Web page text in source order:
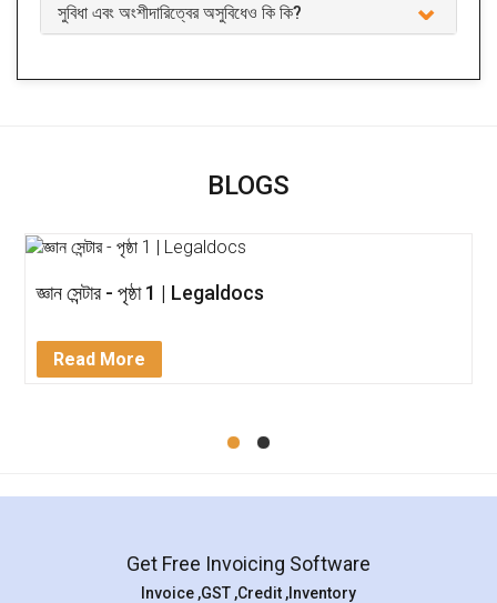
সুবিধা এবং অংশীদারিত্বের অসুবিধেও কি কি?
BLOGS
জ্ঞান সেন্টার - পৃষ্ঠা 1 | Legaldocs
Read More
Get Free Invoicing Software
Invoice ,GST ,Credit ,Inventory